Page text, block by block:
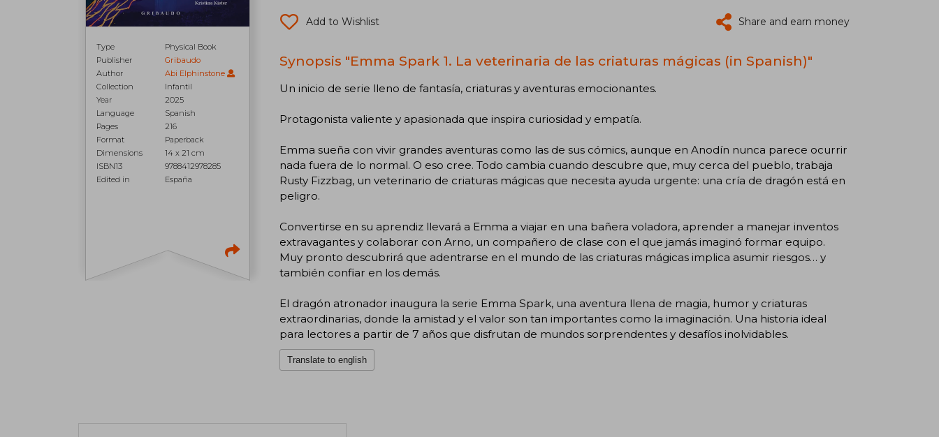
Type
Physical Book
Publisher
Gribaudo
Author
Abi Elphinstone
Collection
Infantil
Year
2025
Language
Spanish
Pages
216
Format
Paperback
Dimensions
14 x 21 cm
ISBN13
9788412978285
Edited in
España
Add to Wishlist Share and earn money
Synopsis "Emma Spark 1. La veterinaria de las criaturas mágicas (in Spanish)"
Un inicio de serie lleno de fantasía, criaturas y aventuras emocionantes.
Protagonista valiente y apasionada que inspira curiosidad y empatía.
Emma sueña con vivir grandes aventuras como las de sus cómics, aunque en Anodín nunca parece ocurrir
nada fuera de lo normal. O eso cree. Todo cambia cuando descubre que, muy cerca del pueblo, trabaja
Rusty Fizzbag, un veterinario de criaturas mágicas que necesita ayuda urgente: una cría de dragón está en
peligro.
Convertirse en su aprendiz llevará a Emma a viajar en una bañera voladora, aprender a manejar inventos
extravagantes y colaborar con Arno, un compañero de clase con el que jamás imaginó formar equipo.
Muy pronto descubrirá que adentrarse en el mundo de las criaturas mágicas implica asumir riesgos… y
también confiar en los demás.
El dragón atronador inaugura la serie Emma Spark, una aventura llena de magia, humor y criaturas
extraordinarias, donde la amistad y el valor son tan importantes como la imaginación. Una historia ideal
para lectores a partir de 7 años que disfrutan de mundos sorprendentes y desafíos inolvidables.
Translate to english